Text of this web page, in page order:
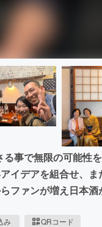
事で無限の可能性
イデアを組合せ、ま
ファンが増え日本酒
み QRコード